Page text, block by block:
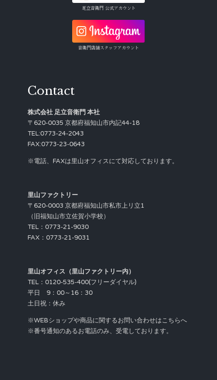
足立音衛門 公式アカウント
音衛門店舗スタッフアカウント
Contact
株式会社 足立音衛門 本社
〒620-0035 京都府福知山市内記44-18
TEL:0773-24-2043
FAX:0773-23-0643
※電話、FAXは里山オフィスにて対応しております。
里山ファクトリー
〒620-0003 京都府福知山市私市上リ立1
（旧福知山市立佐賀小学校）
TEL：0773-21-9030
FAX：0773-21-9031
里山オフィス（里山ファクトリー内）
TEL：0120-535-400(フリーダイヤル)
平日 9：00～16：30
土日祝：休み
※WEBショップや商品に関するお問い合わせはこちらへ
※番号通知のあるお電話のみ、受電しております。